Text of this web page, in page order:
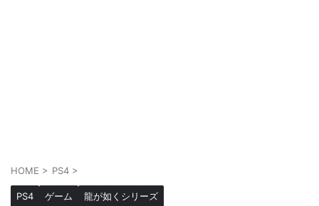
HOME > PS4 >
PS4 ゲーム 龍が如くシリーズ